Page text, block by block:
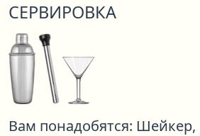
СЕРВИРОВКА
Вам понадобятся: Шейкер,